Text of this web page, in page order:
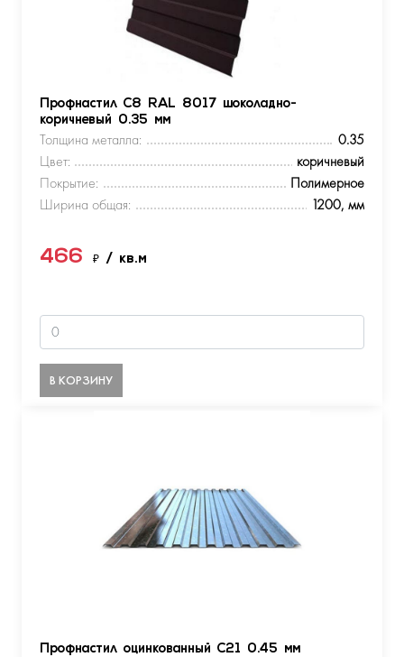
Профнастил С8 RAL 8017 шоколадно-
коричневый 0.35 мм
Толщина металла:
0.35
Цвет:
коричневый
Покрытие:
Полимерное
Ширина общая:
1200, мм
466 ₽ / кв.м
В КОРЗИНУ
Профнастил оцинкованный С21 0.45 мм